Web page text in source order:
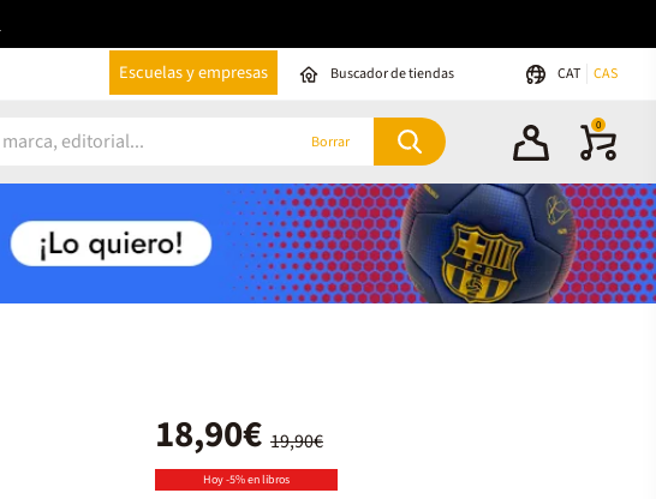
Escuelas y empresas Buscador de tiendas CAT CAS
Borrar
0
19,90€
18,90€
Hoy -5% en libros